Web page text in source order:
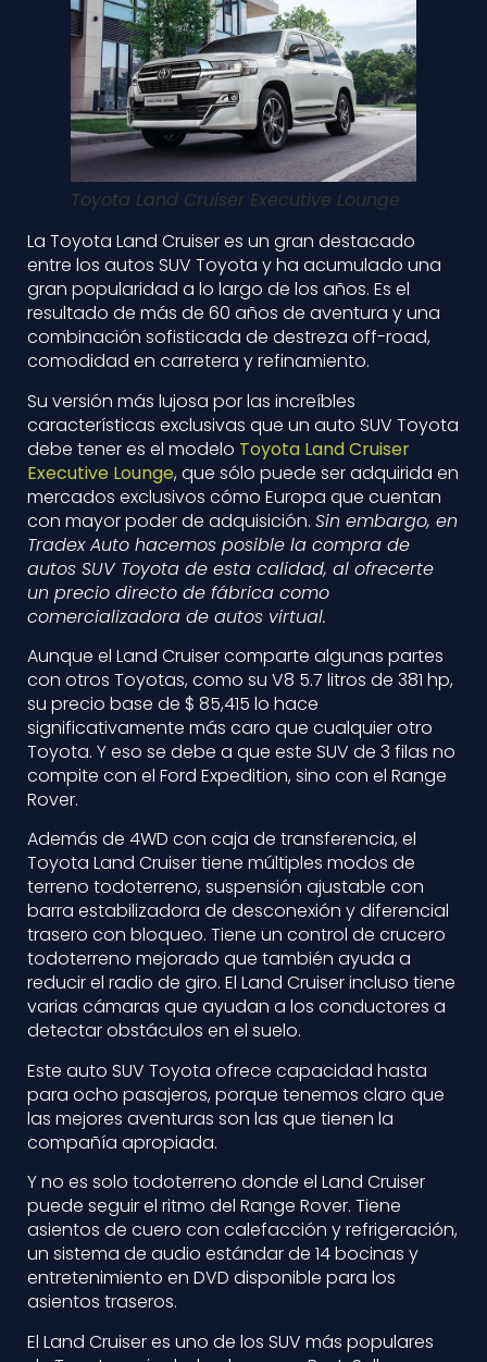
Toyota Land Cruiser Executive Lounge
La Toyota Land Cruiser es un gran destacado
entre los autos SUV Toyota y ha acumulado una
gran popularidad a lo largo de los años. Es el
resultado de más de 60 años de aventura y una
combinación sofisticada de destreza off-road,
comodidad en carretera y refinamiento.
Su versión más lujosa por las increíbles
características exclusivas que un auto SUV Toyota
debe tener es el modelo Toyota Land Cruiser
Executive Lounge, que sólo puede ser adquirida en
mercados exclusivos cómo Europa que cuentan
con mayor poder de adquisición. Sin embargo, en
Tradex Auto hacemos posible la compra de
autos SUV Toyota de esta calidad, al ofrecerte
un precio directo de fábrica como
comercializadora de autos virtual.
Aunque el Land Cruiser comparte algunas partes
con otros Toyotas, como su V8 ​​5.7 litros de 381 hp,
su precio base de $ 85,415 lo hace
significativamente más caro que cualquier otro
Toyota. Y eso se debe a que este SUV de 3 filas no
compite con el Ford Expedition, sino con el Range
Rover.
Además de 4WD con caja de transferencia, el
Toyota Land Cruiser tiene múltiples modos de
terreno todoterreno, suspensión ajustable con
barra estabilizadora de desconexión y diferencial
trasero con bloqueo. Tiene un control de crucero
todoterreno mejorado que también ayuda a
reducir el radio de giro. El Land Cruiser incluso tiene
varias cámaras que ayudan a los conductores a
detectar obstáculos en el suelo.
Este auto SUV Toyota ofrece capacidad hasta
para ocho pasajeros, porque tenemos claro que
las mejores aventuras son las que tienen la
compañía apropiada.
Y no es solo todoterreno donde el Land Cruiser
puede seguir el ritmo del Range Rover. Tiene
asientos de cuero con calefacción y refrigeración,
un sistema de audio estándar de 14 bocinas y
entretenimiento en DVD disponible para los
asientos traseros.
El Land Cruiser es uno de los SUV más populares